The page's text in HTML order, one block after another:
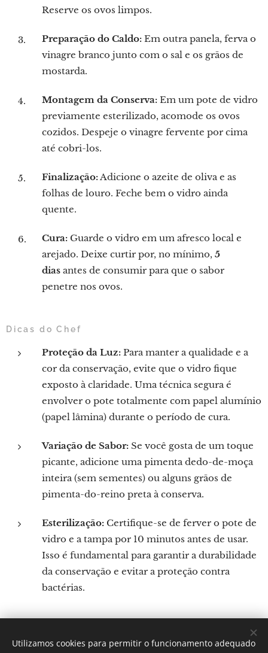
Reserve os ovos limpos.
Preparação do Caldo: Em outra panela, ferva o
vinagre branco junto com o sal e os grãos de
mostarda.
Montagem da Conserva: Em um pote de vidro
previamente esterilizado, acomode os ovos
cozidos. Despeje o vinagre fervente por cima
até cobri-los.
Finalização:Adicione o azeite de oliva e as
folhas de louro. Feche bem o vidro ainda
quente.
Cura: Guarde o vidro em um afresco local e
arejado. Deixe curtir por, no mínimo, 5
dias antes de consumir para que o sabor
penetre nos ovos.
Dicas do Chef
Proteção da Luz: Para manter a qualidade e a
cor da conservação, evite que o vidro fique
exposto à claridade. Uma técnica segura é
envolver o pote totalmente com papel alumínio
(papel lâmina) durante o período de cura.
Variação de Sabor: Se você gosta de um toque
picante, adicione uma pimenta dedo-de-moça
inteira (sem sementes) ou alguns grãos de
pimenta-do-reino preta à conserva.
Esterilização: Certifique-se de ferver o pote de
vidro e a tampa por 10 minutos antes de usar.
Isso é fundamental para garantir a durabilidade
da conservação e evitar a proteção contra
bactérias.
Utilizamos cookies para permitir o funcionamento adequado